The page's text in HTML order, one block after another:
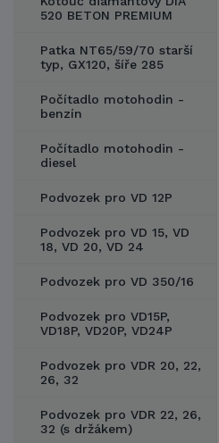
520 BETON PREMIUM
Patka NT65/59/70 starší
typ, GX120, šíře 285
Počítadlo motohodin -
benzín
Počítadlo motohodin -
diesel
Podvozek pro VD 12P
Podvozek pro VD 15, VD
18, VD 20, VD 24
Podvozek pro VD 350/16
Podvozek pro VD15P,
VD18P, VD20P, VD24P
Podvozek pro VDR 20, 22,
26, 32
Podvozek pro VDR 22, 26,
32 (s držákem)